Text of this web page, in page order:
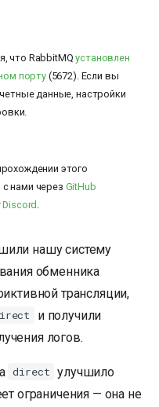
что RabbitMQустановлен
порту(5672). Если вы
данные, настройки
этого
нами через GitHub
Discord
нашу систему
обменника
трансляции,
и получили
логов.
direct улучшило
ограничения — она не